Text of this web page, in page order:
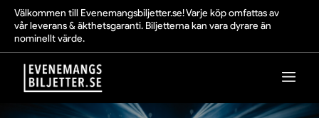
Välkommen till Evenemangsbiljetter.se! Varje köp omfattas av
vår leverans & äkthetsgaranti. Biljetterna kan vara dyrare än
nominellt värde.